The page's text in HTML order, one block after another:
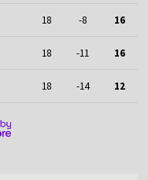
18 -8 16
18 -11 16
18 -14 12